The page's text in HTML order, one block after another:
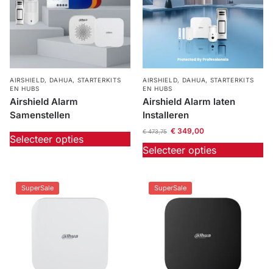
Branddetectie
Merken
Outlet SALE
service
AIRSHIELD, DAHUA, STARTERKITS
EN HUBS
Airshield Alarm
Samenstellen
Selecteer opties
AIRSHIELD, DAHUA, STARTERKITS
EN HUBS
Airshield Alarm laten
Installeren
€473,75 €349,00
Selecteer opties
SuperSale SuperSale